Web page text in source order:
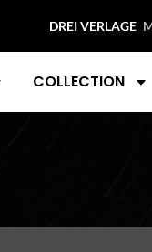
DREI VERLAGE
COLLECTION